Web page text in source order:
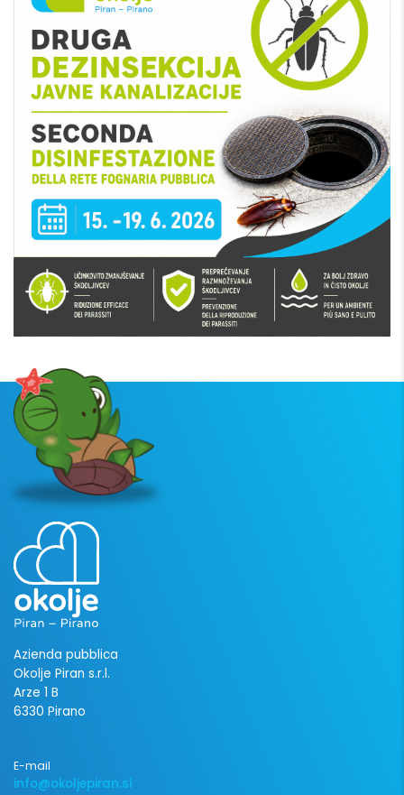
Azienda pubblica
Okolje Piran s.r.l.
Arze 1 B
6330 Pirano
E-mail
info@okoljepiran.si